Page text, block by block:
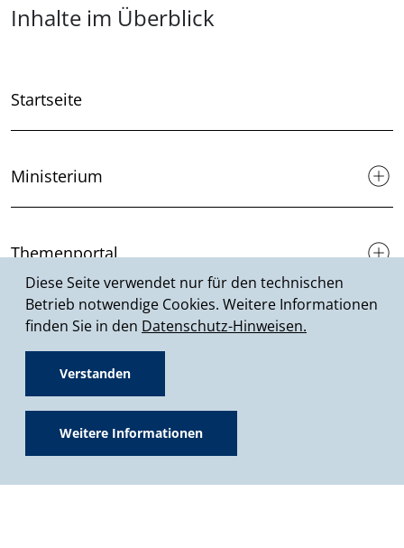
Diese Seite verwendet nur für den technischen
Betrieb notwendige Cookies. Weitere Informationen
finden Sie in den Datenschutz-Hinweisen.
Verstanden
Weitere Informationen
Überblick: Inhalte
Inhalte im Überblick
Startseite
Ministerium
Themenportal
Förderprogramme
Presse & Medien
Service